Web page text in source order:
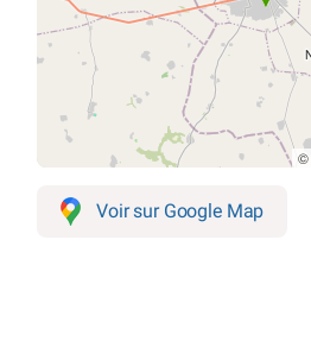
©
Voir sur Google Map